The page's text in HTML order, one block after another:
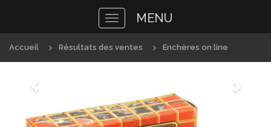
Toggle
navigation
MENU
Accueil Résultats des ventes Enchères on line
Précédént